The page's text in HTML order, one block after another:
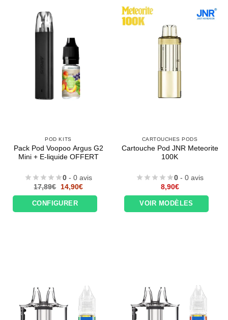
POD KITS
Pack Pod Voopoo Argus G2
Mini + E-liquide OFFERT
0 - 0 avis
17,89€
Le
initial
était :
17,89€.
14,90€Le
actuel
14,90€.
CONFIGURER
CARTOUCHES PODS
Cartouche Pod JNR Meteorite
100K
0 - 0 avis
8,90€
VOIR MODÈLES